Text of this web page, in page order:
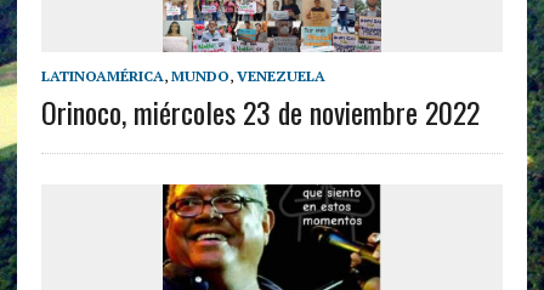
LATINOAMÉRICA, MUNDO, VENEZUELA
Orinoco, miércoles 23 de noviembre 2022